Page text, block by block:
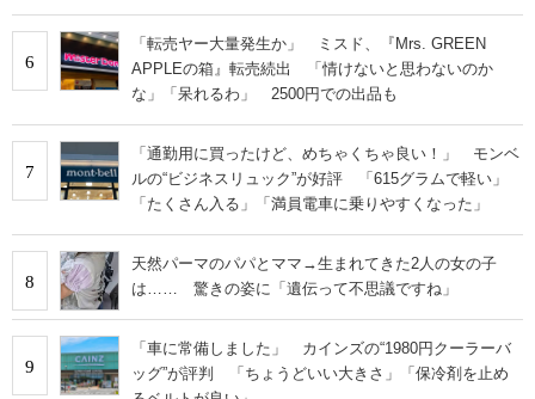
6
「転売ヤー大量発生か」 ミスド、『Mrs. GREEN
APPLEの箱』転売続出 「情けないと思わないのか
な」「呆れるわ」 2500円での出品も
7
「通勤用に買ったけど、めちゃくちゃ良い！」 モンベ
ルの“ビジネスリュック”が好評 「615グラムで軽い」
「たくさん入る」「満員電車に乗りやすくなった」
8
天然パーマのパパとママ→生まれてきた2人の女の子
は…… 驚きの姿に「遺伝って不思議ですね」
9
「車に常備しました」 カインズの“1980円クーラーバ
ッグ”が評判 「ちょうどいい大きさ」「保冷剤を止め